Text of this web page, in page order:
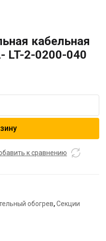
кабельная
LT-2-0200-040
к сравнению
обогрев,Секции